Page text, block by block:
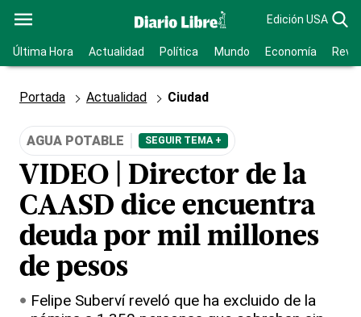
Edición USA
Última Hora Actualidad Política Mundo Economía
Portada Actualidad Ciudad
AGUA POTABLE SEGUIR TEMA +
VIDEO | Director de la
CAASD dice encuentra
deuda por mil millones
de pesos
Felipe Suberví reveló que ha excluido de la